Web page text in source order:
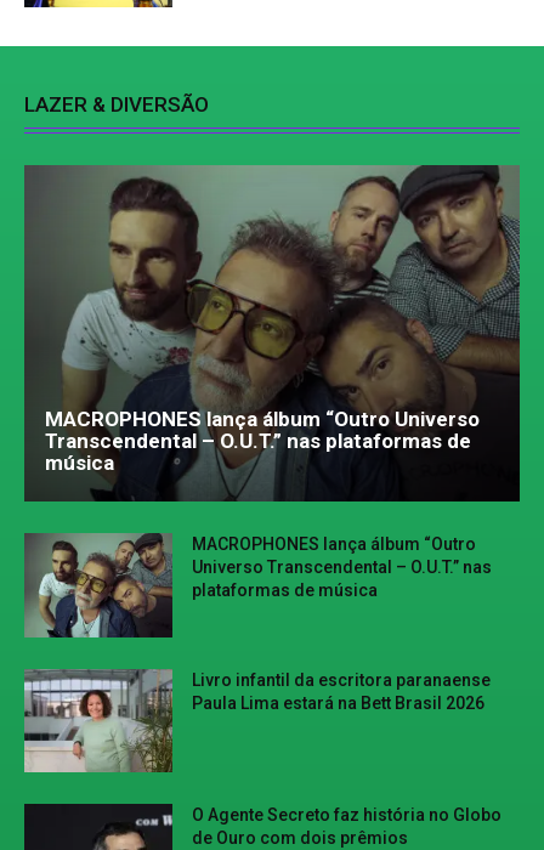
LAZER & DIVERSÃO
MACROPHONES lança álbum “Outro Universo
Transcendental – O.U.T.” nas plataformas de
música
MACROPHONES lança álbum “Outro
Universo Transcendental – O.U.T.” nas
plataformas de música
Livro infantil da escritora paranaense
Paula Lima estará na Bett Brasil 2026
O Agente Secreto faz história no Globo
de Ouro com dois prêmios